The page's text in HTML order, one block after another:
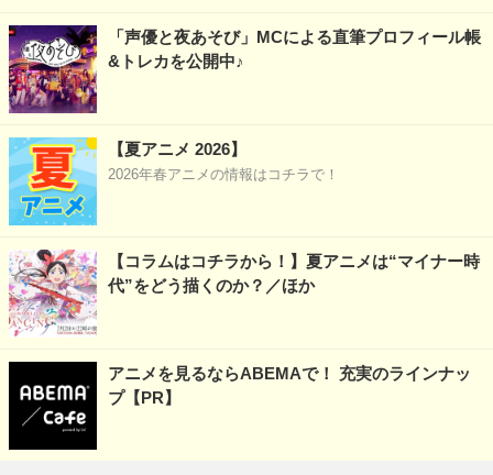
「声優と夜あそび」MCによる直筆プロフィール帳
&トレカを公開中♪
【夏アニメ 2026】
2026年春アニメの情報はコチラで！
【コラムはコチラから！】夏アニメは“マイナー時
代”をどう描くのか？／ほか
アニメを見るならABEMAで！ 充実のラインナッ
プ【PR】